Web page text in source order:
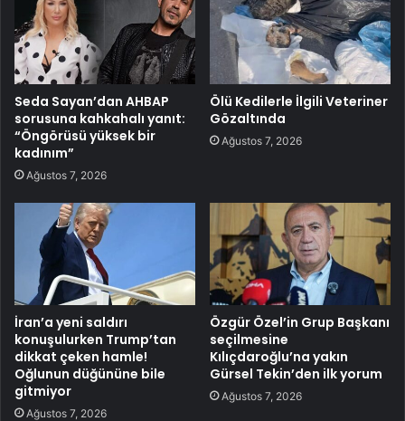
Seda Sayan’dan AHBAP
sorusuna kahkahalı yanıt:
“Öngörüsü yüksek bir
kadınım”
Ağustos 7, 2026
Ölü Kedilerle İlgili Veteriner
Gözaltında
Ağustos 7, 2026
İran’a yeni saldırı
konuşulurken Trump’tan
dikkat çeken hamle!
Oğlunun düğününe bile
gitmiyor
Ağustos 7, 2026
Özgür Özel’in Grup Başkanı
seçilmesine
Kılıçdaroğlu’na yakın
Gürsel Tekin’den ilk yorum
Ağustos 7, 2026